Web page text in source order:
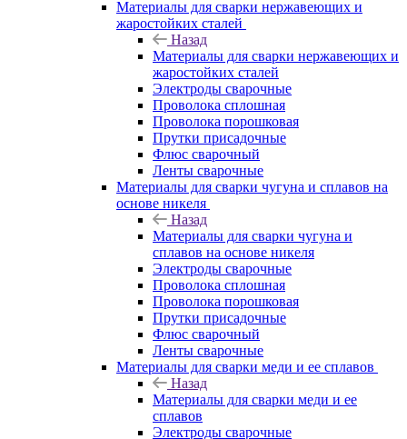
Материалы для сварки нержавеющих и
жаростойких сталей
Назад
Материалы для сварки нержавеющих и
жаростойких сталей
Электроды сварочные
Проволока сплошная
Проволока порошковая
Прутки присадочные
Флюс сварочный
Ленты сварочные
Материалы для сварки чугуна и сплавов на
основе никеля
Назад
Материалы для сварки чугуна и
сплавов на основе никеля
Электроды сварочные
Проволока сплошная
Проволока порошковая
Прутки присадочные
Флюс сварочный
Ленты сварочные
Материалы для сварки меди и ее сплавов
Назад
Материалы для сварки меди и ее
сплавов
Электроды сварочные